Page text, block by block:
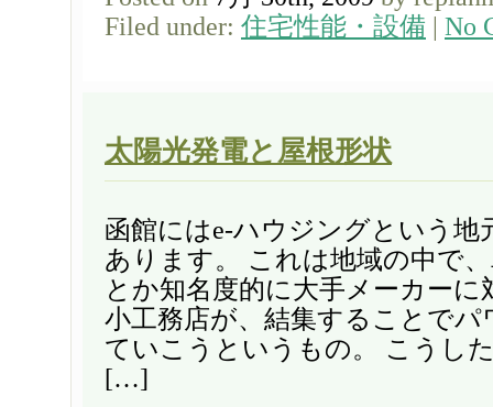
Filed under: 住宅性能・設備 | No
太陽光発電と屋根形状
函館にはe-ハウジングという地
あります。 これは地域の中で
とか知名度的に大手メーカーに
小工務店が、結集することでパ
ていこうというもの。 こうし
[…]